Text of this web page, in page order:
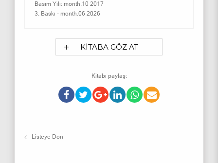
Basım Yılı: month.10 2017
3. Baskı - month.06 2026
KİTABA GÖZ AT
Kitabı paylaş:
Listeye Dön